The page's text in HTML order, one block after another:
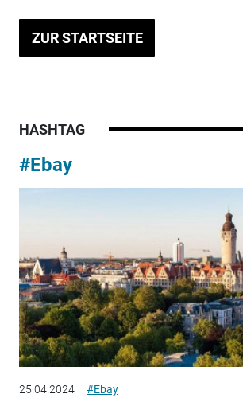
ZUR STARTSEITE
HASHTAG
#Ebay
25.04.2024 #Ebay